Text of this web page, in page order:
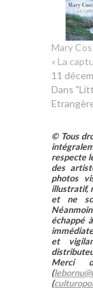
Mary
« La
11
Dans
© Tous
respecte
des
photos
illustratif,
et ne
échappé
et
Merci
(
(